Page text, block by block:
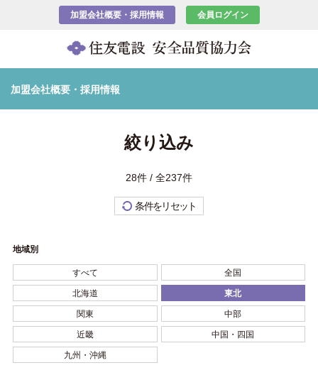
加盟会社概要・採用情報 会員ログイン
加盟会社概要・採用情報
絞り込み
28件 / 全237件
条件をリセット
地域別
すべて 全国
北海道 東北
関東 中部
近畿 中国・四国
九州・沖縄